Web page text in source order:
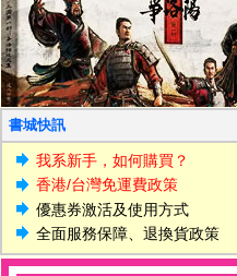
書城快訊
我系新手，如何購買？
香港/台灣免運費政策
優惠券激活及使用方式
全面服務保障、退換貨政策